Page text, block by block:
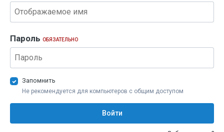
Пароль ОБЯЗАТЕЛЬНО
Запомнить
Не рекомендуется для компьютеров с общим доступом
Войти